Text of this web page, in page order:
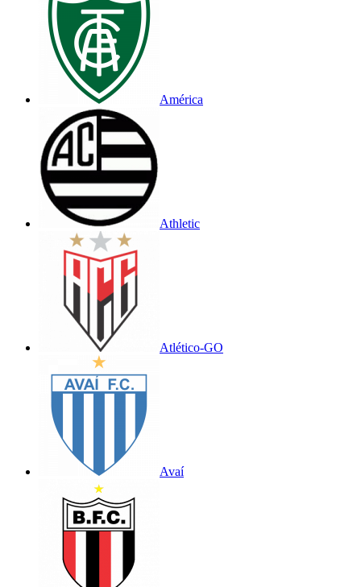
América
Athletic
Atlético-GO
Avaí